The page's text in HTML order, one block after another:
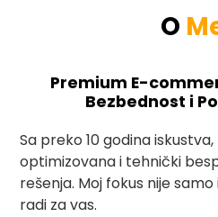
O
Premium E-
Bezbednost i
Sa preko 10 godina
optimizovana i tehnički
rešenja. Moj fokus nije
radi za vas.